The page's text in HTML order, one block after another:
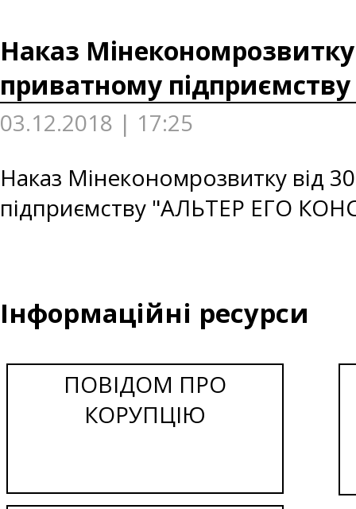
Наказ Мінекономрозвитку
приватному
03.12.2018 | 17:25
Наказ Мінекономрозвитку від
підприємству "АЛЬТЕР ЕГО
Інформаційні ресурси
ПОВІДОМ ПРО
КОРУПЦІЮ